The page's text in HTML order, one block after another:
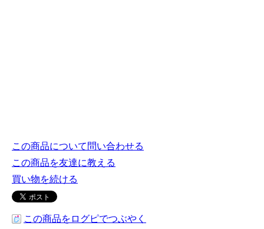
この商品について問い合わせる
この商品を友達に教える
買い物を続ける
この商品をログピでつぶやく